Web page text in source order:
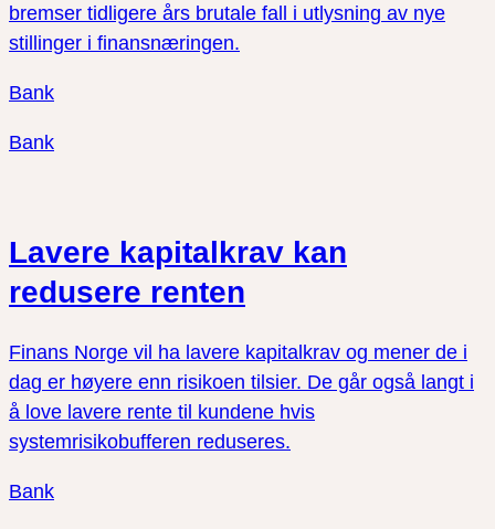
bremser tidligere års brutale fall i utlysning av nye
stillinger i finansnæringen.
Bank
Bank
Lavere kapitalkrav kan
redusere renten
Finans Norge vil ha lavere kapitalkrav og mener de i
dag er høyere enn risikoen tilsier. De går også langt i
å love lavere rente til kundene hvis
systemrisikobufferen reduseres.
Bank